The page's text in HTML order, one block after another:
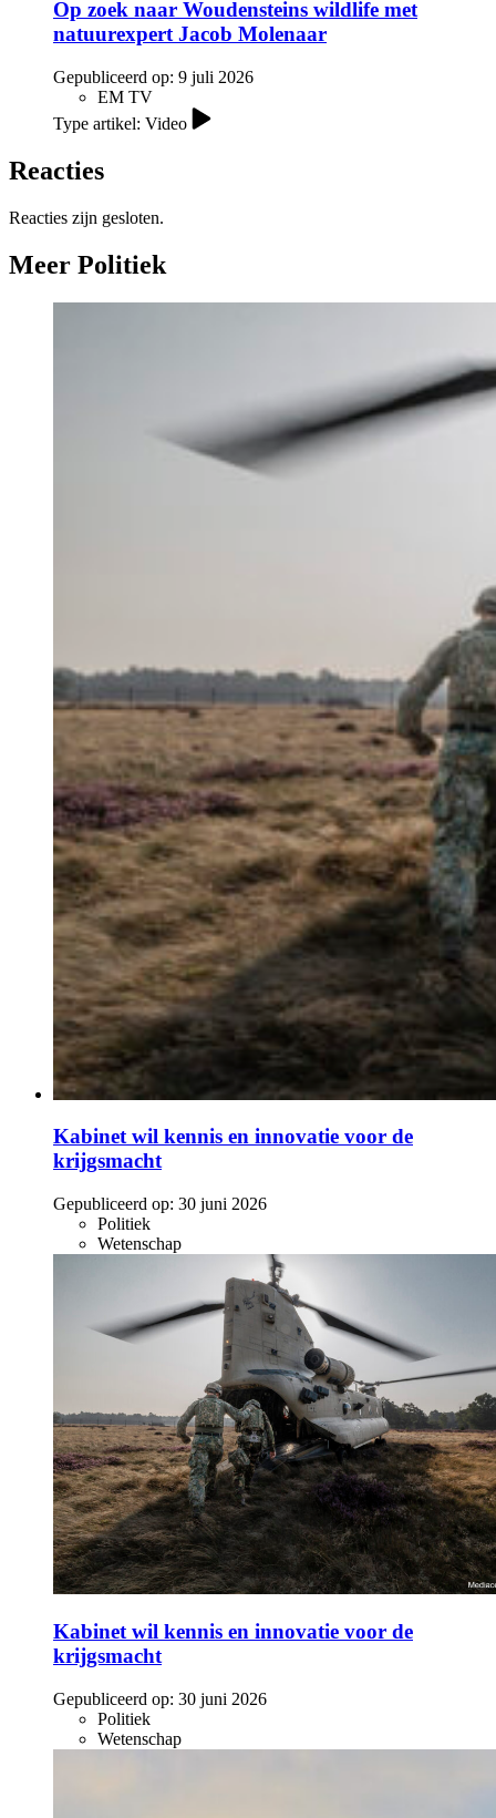
Op zoek naar Woudensteins wildlife met
natuurexpert Jacob Molenaar
Gepubliceerd op: 9 juli 2026
EM TV
Type artikel: Video
Reacties
Reacties zijn gesloten.
Meer Politiek
Kabinet wil kennis en innovatie voor de
krijgsmacht
Gepubliceerd op: 30 juni 2026
Politiek
Wetenschap
Kabinet wil kennis en innovatie voor de
krijgsmacht
Gepubliceerd op: 30 juni 2026
Politiek
Wetenschap